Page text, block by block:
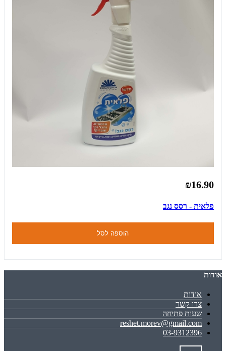
₪16.90
פלאית - רסס נגב
הוספה לסל
אודות
אודות
צרו קשר
שעות פתיחה
reshet.morev@gmail.com
03-9312396